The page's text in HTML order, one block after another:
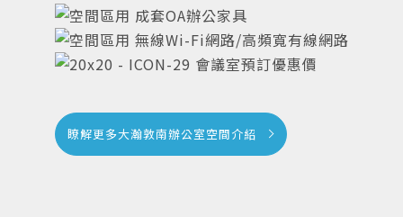
成套OA辦公家具
無線Wi-Fi網路/高頻寬有線網路
會議室預訂優惠價
瞭解更多大瀚敦南辦公室空間介紹